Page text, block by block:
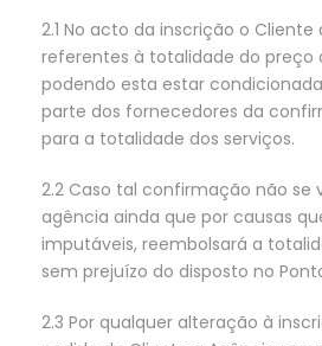
2.1 No acto da inscrição o Cliente
referentes à totalidade do preço
podendo esta estar
parte dos fornecedores da
para a totalidade dos serviços.
2.2 Caso tal confirmação não se
agência ainda que por causas
imputáveis, reembolsará a
sem prejuízo do disposto no
2.3 Por qualquer alteração à